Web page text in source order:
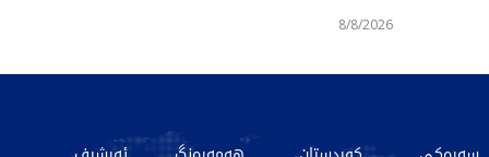
8/8/2026